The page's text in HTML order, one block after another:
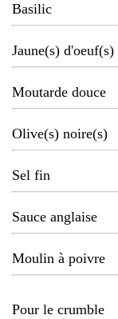
Basilic
Jaune(s) d'oeuf(s)
Moutarde douce
Olive(s) noire(s)
Sel fin
Sauce anglaise
Moulin à poivre
Pour le crumble